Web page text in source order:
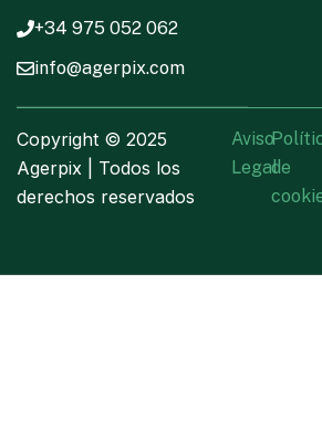
+34 975 052 062
info@agerpix.com
Copyright © 2025
Agerpix | Todos los
derechos reservados
Aviso
Legalde